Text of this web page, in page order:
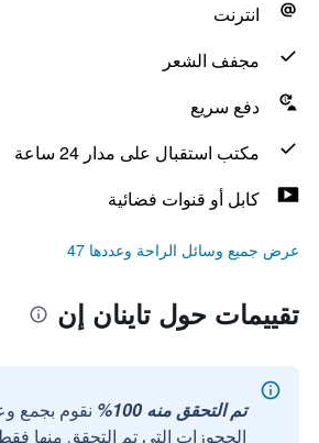
انترنت
مجفف الشعر
دفع سريع
مكتب استقبال على مدار 24 ساعة
كابل أو قنوات فضائية
عرض جميع وسائل الراحة وعددها 47
تقييمات حول تاينان إن
تم التحقق منه 100%
نقوم بجمع
الحجوزات التي تم التحقق منها